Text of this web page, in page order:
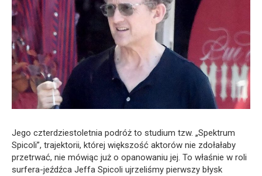
Jego czterdziestoletnia podróż to studium tzw. „Spektrum
Spicoli”, trajektorii, której większość aktorów nie zdołałaby
przetrwać, nie mówiąc już o opanowaniu jej. To właśnie w roli
surfera-jeźdźca Jeffa Spicoli ujrzeliśmy pierwszy błysk